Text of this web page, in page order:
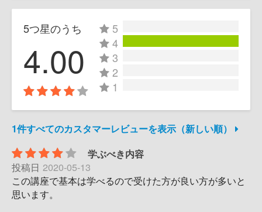
5つ星のうち
4.00
5
4
3
2
1
1件すべてのカスタマーレビューを表示（新しい順）
学ぶべき内容
投稿日 2020-05-13
この講座で基本は学べるので受けた方が良い方が多いと
思います。